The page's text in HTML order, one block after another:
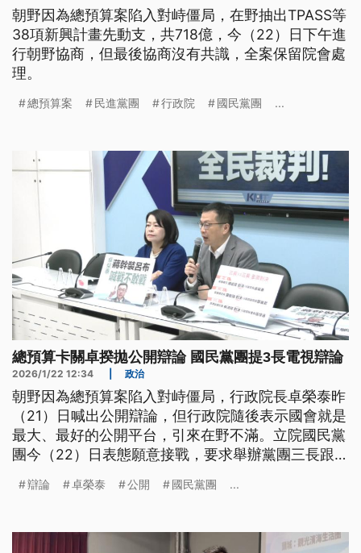
朝野因為總預算案陷入對峙僵局，在野抽出TPASS等
38項新興計畫先動支，共718億，今（22）日下午進
行朝野協商，但最後協商沒有共識，全案保留院會處
理。
總預算案 民進黨團 行政院 國民黨團 ...
總預算卡關卓揆拋公開辯論 國民黨團提3長電視辯論
2026/1/22 12:34 政治
朝野因為總預算案陷入對峙僵局，行政院長卓榮泰昨
（21）日喊出公開辯論，但行政院隨後表示國會就是
最大、最好的公開平台，引來在野不滿。立院國民黨
團今（22）日表態願意接戰，要求舉辦黨團三長跟政
賴清德親自出面辯論。
辯論 卓榮泰 公開 國民黨團 ...